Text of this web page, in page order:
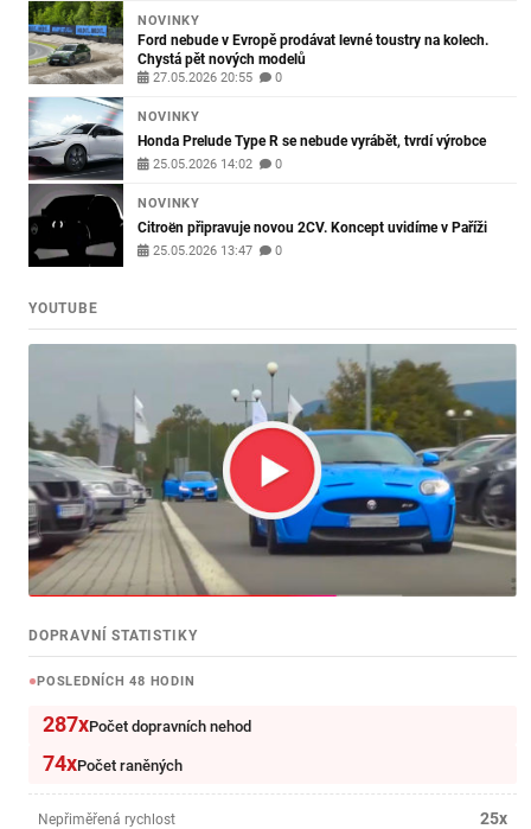
NOVINKY
Ford nebude v Evropě prodávat levné toustry na kolech.
Chystá pět nových modelů
27.05.2026 20:55 0
NOVINKY
Honda Prelude Type R se nebude vyrábět, tvrdí výrobce
25.05.2026 14:02 0
NOVINKY
Citroën připravuje novou 2CV. Koncept uvidíme v Paříži
25.05.2026 13:47 0
YOUTUBE
DOPRAVNÍ STATISTIKY
POSLEDNÍCH 48 HODIN
287xPočet dopravních nehod
74xPočet raněných
Nepřiměřená rychlost 25x